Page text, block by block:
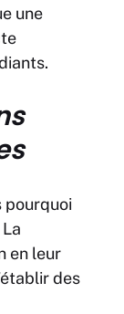
une
pourquoi
en leur
des